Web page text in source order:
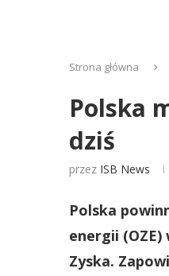
Strona główna
Polska
dziś
przez ISB News
Polska
energii
Zyska.